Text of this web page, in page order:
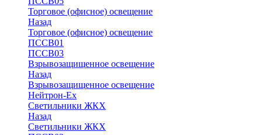
Торговое (офисное) освещение
Назад
Торговое (офисное) освещение
ПССВ01
ПССВ03
Взрывозащищенное освещение
Назад
Взрывозащищенное освещение
Нейтрон-Ex
Светильники ЖКХ
Назад
Светильники ЖКХ